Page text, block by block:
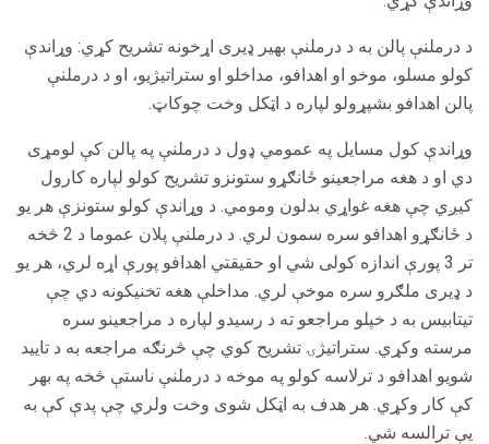
د درملنې پالن به د درملنې بهیر ډیری اړخونه تشریح کړي: وړاندې
کولو مسلو، موخو او اهدافو، مداخلو او ستراتیژیو، او د درملنې
پالن اهدافو بشپړولو لپاره د اټکل وخت چوکاټ.
وړاندې کول مسایل په عمومي ډول د درملنې په پالن کې لومړی
دي او د هغه مراجعینو ځانګړو ستونزو تشریح کولو لپاره کارول
کیږي چې هغه غواړي بدلون ومومي. د وړاندې کولو ستونزې هر یو
د ځانګړو اهدافو سره سمون لري. د درملنې پلان عموما د 2 څخه
تر 3 پورې اندازه کولی شي او حقیقتي اهدافو پورې اړه لري، هر یو
د ډیری ملګرو سره موخې لري. مداخلې هغه تخنیکونه دي چې
تیتابیس به د خپلو مراجعو ته د رسیدو لپاره د مراجعینو سره
مرسته وکړي. ستراتیژۍ تشریح کوي چې څرنګه مراجعه به د تایید
شویو اهدافو د ترلاسه کولو په موخه د درملنې ناستې څخه په بهر
کې کار وکړي. هر هدف به اټکل شوی وخت ولري چې پدې کې به
یې ترالسه شي.